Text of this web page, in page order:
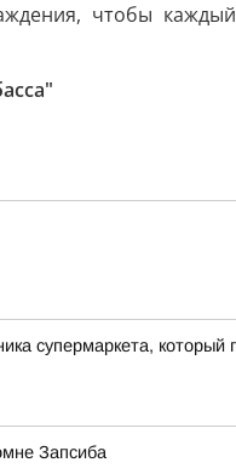
чтобы
супермаркета, который
Запсиба